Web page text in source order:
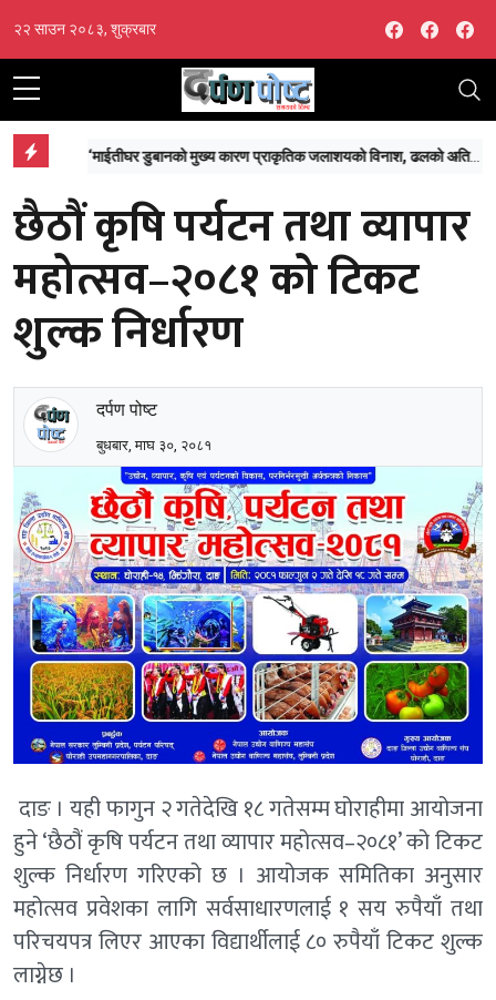
२२ साउन २०८३, शुक्रबार Facebook
हुने ‘माईतीघर डुबानको मुख्य कारण प्राकृतिक जलाशयको विनाश, ढलको अतिक्रमण र टुकुचाको उल्टो चाप’
छैठौं कृषि पर्यटन तथा व्यापार
महोत्सव–२०८१ को टिकट
शुल्क निर्धारण
दर्पण पोष्ट
बुधबार, माघ ३०, २०८१
दाङ । यही फागुन २ गतेदेखि १८ गतेसम्म घोराहीमा आयोजना
हुने ‘छैठौं कृषि पर्यटन तथा व्यापार महोत्सव–२०८१’ को टिकट
शुल्क निर्धारण गरिएको छ । आयोजक समितिका अनुसार
महोत्सव प्रवेशका लागि सर्वसाधारणलाई १ सय रुपैयाँ तथा
परिचयपत्र लिएर आएका विद्यार्थीलाई ८० रुपैयाँ टिकट शुल्क
लाग्नेछ ।